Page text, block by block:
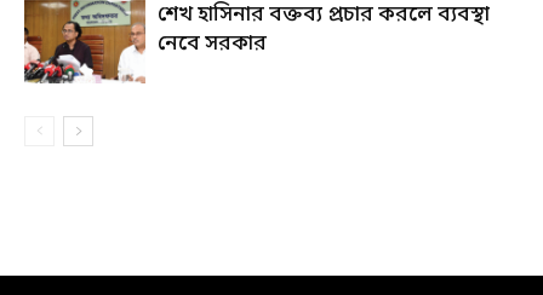
শেখ হাসিনার বক্তব্য প্রচার করলে ব্যবস্থা
নেবে সরকার